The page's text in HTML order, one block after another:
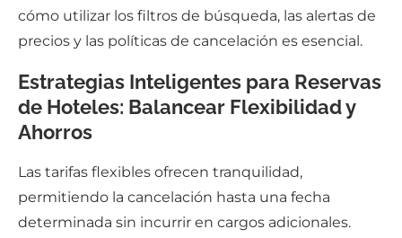
cómo utilizar los filtros de búsqueda, las alertas de
precios y las políticas de cancelación es esencial.
Estrategias Inteligentes para Reservas
de Hoteles: Balancear Flexibilidad y
Ahorros
Las tarifas flexibles ofrecen tranquilidad,
permitiendo la cancelación hasta una fecha
determinada sin incurrir en cargos adicionales.